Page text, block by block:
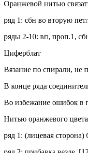
Оранжевой нитью
ряд 1: сбн во вторую
ряды 2-10: вп, проп.1,
Циферблат
Вязание по спирали, не
В конце ряда
Во избежание ошибок в
Нитью оранжевого цвета
ряд 1: (лицевая сторона)